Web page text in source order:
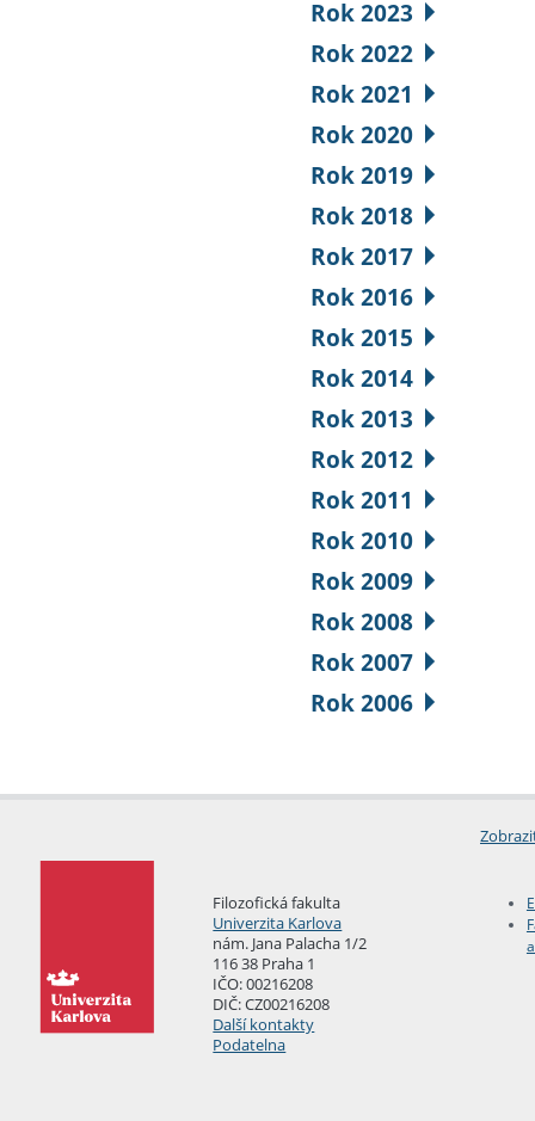
Rok 2023
Rok 2022
Rok 2021
Rok 2020
Rok 2019
Rok 2018
Rok 2017
Rok 2016
Rok 2015
Rok 2014
Rok 2013
Rok 2012
Rok 2011
Rok 2010
Rok 2009
Rok 2008
Rok 2007
Rok 2006
Filozofická fakulta
Univerzita Karlova
nám. Jana Palacha 1/2
116 38 Praha 1
IČO: 00216208
DIČ: CZ00216208
Další kontakty
Podatelna